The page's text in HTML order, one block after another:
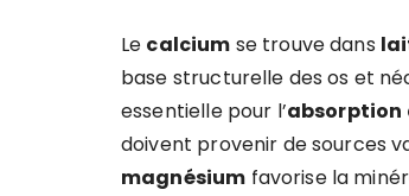
Le calcium se trouve dans
base structurelle des os et
essentielle pour l’absorption
doivent provenir de sources
magnésium favorise la